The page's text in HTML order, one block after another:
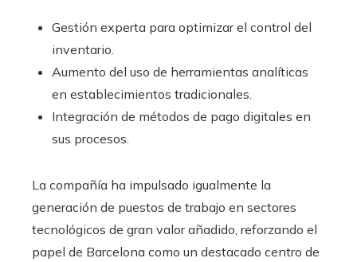
Gestión experta para optimizar el control del
inventario.
Aumento del uso de herramientas analíticas
en establecimientos tradicionales.
Integración de métodos de pago digitales en
sus procesos.
La compañía ha impulsado igualmente la
generación de puestos de trabajo en sectores
tecnológicos de gran valor añadido, reforzando el
papel de Barcelona como un destacado centro de